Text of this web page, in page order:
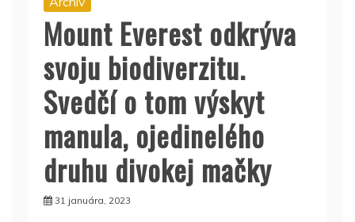
Mount Everest odkrýva
svoju biodiverzitu.
Svedčí o tom výskyt
manula, ojedinelého
druhu divokej mačky
31 januára, 2023